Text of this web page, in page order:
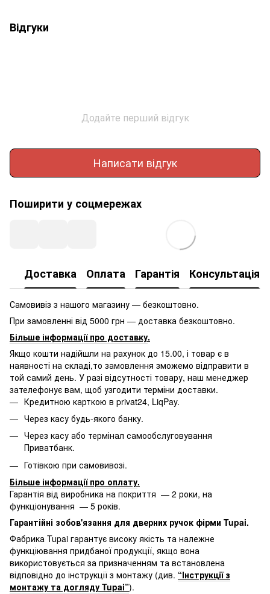
Відгуки
Додайте перший відгук
Написати відгук
Поширити у соцмережах
Доставка Оплата Гарантія Консультація
Самовивіз з нашого магазину — безкоштовно.
При замовленні від 5000 грн — доставка безкоштовно.
Більше інформації про доставку.
Якщо кошти надійшли на рахунок до 15.00, і товар є в
наявності на складі,то замовлення зможемо відправити в
той самий день. У разі відсутності товару, наш менеджер
зателефонує вам, щоб узгодити терміни доставки.
Кредитною карткою в privat24, LiqPay.
Через касу будь-якого банку.
Через касу або термінал самообслуговування
Приватбанк.
Готівкою при самовивозі.
Більше інформації про оплату.
Гарантія від виробника на покриття — 2 роки, на
функціонування — 5 років.
Гарантійні зобов'язання для дверних ручок фірми Tupai.
Фабрика Tupai гарантує високу якість та належне
функціювання придбаної продукції, якщо вона
використовується за призначенням та встановлена
відповідно до інструкції з монтажу (див. “Інструкції з
монтажу та догляду Tupai”).